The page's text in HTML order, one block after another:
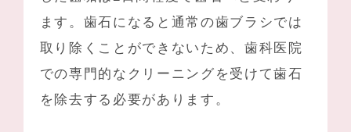
ます。歯石になると通常の歯ブラシでは
取り除くことができないため、歯科医院
での専門的なクリーニングを受けて歯石
を除去する必要があります。